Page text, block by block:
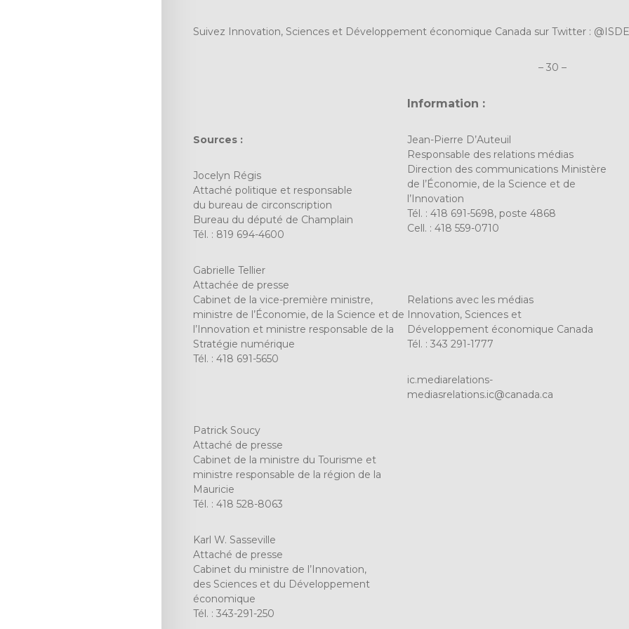
Suivez Innovation, Sciences et Développement économique Canada sur Twitter :
– 30 –
Sources :
Jocelyn Régis
Attaché politique et responsable
du bureau de circonscription
Bureau du député de Champlain
Tél. : 819 694-4600
Gabrielle Tellier
Attachée de presse
Cabinet de la vice-première ministre,
ministre de l’Économie, de la Science et de
l’Innovation et ministre responsable de la
Stratégie numérique
Tél. : 418 691-5650
Patrick Soucy
Attaché de presse
Cabinet de la ministre du Tourisme et
ministre responsable de la région de la
Mauricie
Tél. : 418 528-8063
Karl W. Sasseville
Attaché de presse
Cabinet du ministre de l’Innovation,
des Sciences et du Développement
économique
Tél. : 343-291-250
Information :
Jean-Pierre D’Auteuil
Responsable des relations médias
Direction des communications Ministère
de l’Économie, de la Science et de
l’Innovation
Tél. : 418 691-5698, poste 4868
Cell. : 418 559-0710
Relations avec les médias
Innovation, Sciences et
Développement économique Canada
Tél. : 343 291-1777
ic.mediarelations-
mediasrelations.ic@canada.ca